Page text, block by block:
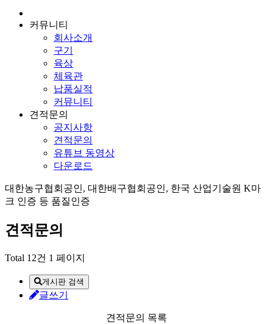
커뮤니티
회사소개
구기
육상
체육관
납품실적
커뮤니티
견적문의
공지사항
견적문의
유튜브 동영상
다운로드
대한농구협회공인, 대한배구협회공인, 한국 산업기술원 K마
크 인증 등 품질인증
견적문의
Total 12건 1 페이지
게시판 검색
글쓰기
견적문의 목록